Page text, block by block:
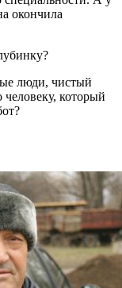
окончила
люди, чистый
который